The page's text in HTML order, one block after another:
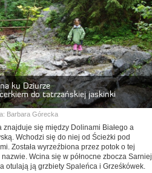
ku Dziurze
do tatrzańskiej jaskinki
Barbara Górecka
znajduje się między Dolinami Białego a
Wchodzi się do niej od Ścieżki pod
Została wyrzeźbiona przez potok o tej
Wcina się w północne zbocza Sarniej
a otulają ją grzbiety Spaleńca i Grześkówek.